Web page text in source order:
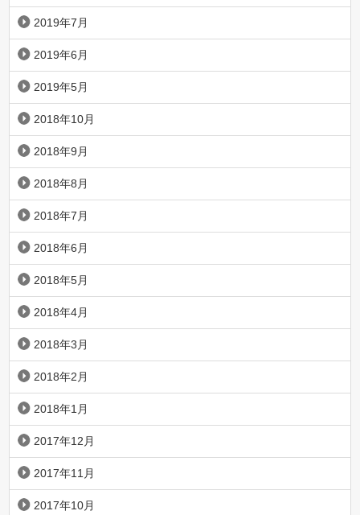
2019年7月
2019年6月
2019年5月
2018年10月
2018年9月
2018年8月
2018年7月
2018年6月
2018年5月
2018年4月
2018年3月
2018年2月
2018年1月
2017年12月
2017年11月
2017年10月